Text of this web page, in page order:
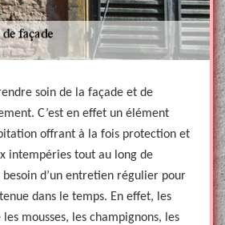
soin de la façade et de
C’est en effet un élément
offrant à la fois protection et
intempéries tout au long de
besoin d’un entretien régulier pour
dans le temps. En effet, les
mousses, les champignons, les